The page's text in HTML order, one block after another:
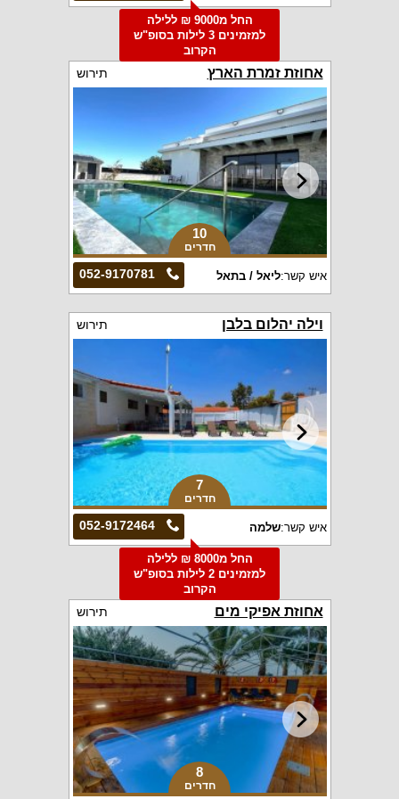
החל מ9000 ₪ ללילה
למזמינים 3 לילות בסופ"ש
הקרוב
אחוזת זמרת הארץ תירוש
10
חדרים
052-9170781 איש קשר:ליאל / בתאל
וילה יהלום בלבן תירוש
7
חדרים
052-9172464 איש קשר:שלמה
החל מ8000 ₪ ללילה
למזמינים 2 לילות בסופ"ש
הקרוב
אחוזת אפיקי מים תירוש
8
חדרים